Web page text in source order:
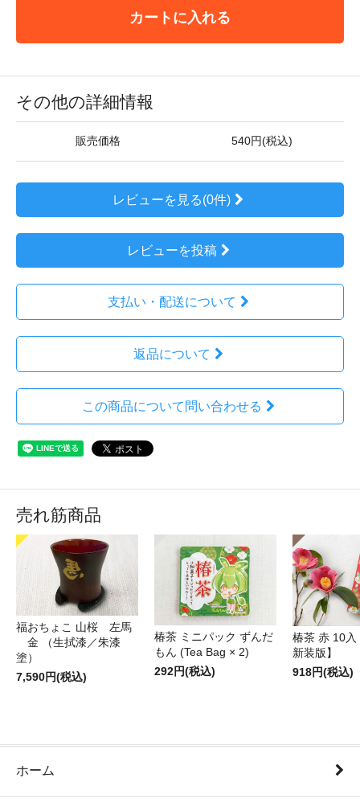
カートに入れる
その他の詳細情報
販売価格 540円(税込)
レビューを見る(0件)
レビューを投稿
支払い・配送について
返品について
この商品について問い合わせる
売れ筋商品
福おちょこ 山桜 左馬
金 （生拭漆／朱漆
塗）
7,590円(税込)
椿茶 ミニパック ずんだ
もん (Tea Bag × 2)
292円(税込)
椿茶 赤 10入
新装版】
918円(税込)
ホーム